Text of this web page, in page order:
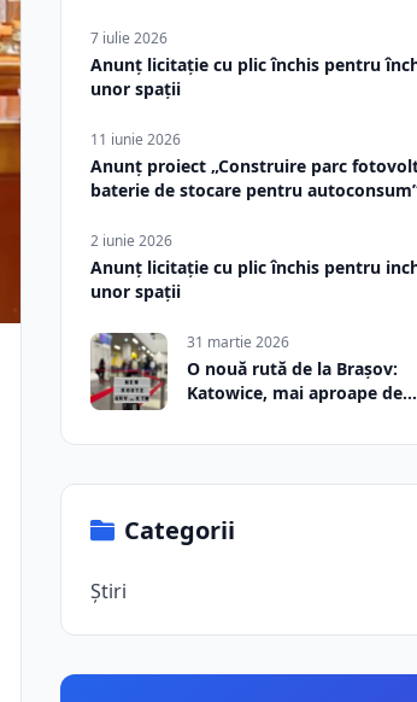
7 iulie 2026
Anunț licitație cu plic închis pentru
unor spații
11 iunie 2026
Anunț proiect „Construire parc
baterie de stocare pentru
2 iunie 2026
Anunț licitație cu plic închis pentru
unor spații
31 martie 2026
O nouă rută de la Brașov:
Katowice, mai aproape de
Categorii
Știri